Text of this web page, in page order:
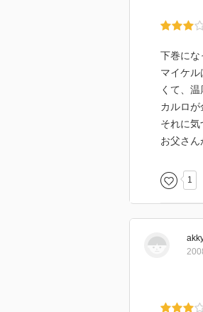
下巻にな
マイケ
くて、
カルロ
それに
お父さん
1